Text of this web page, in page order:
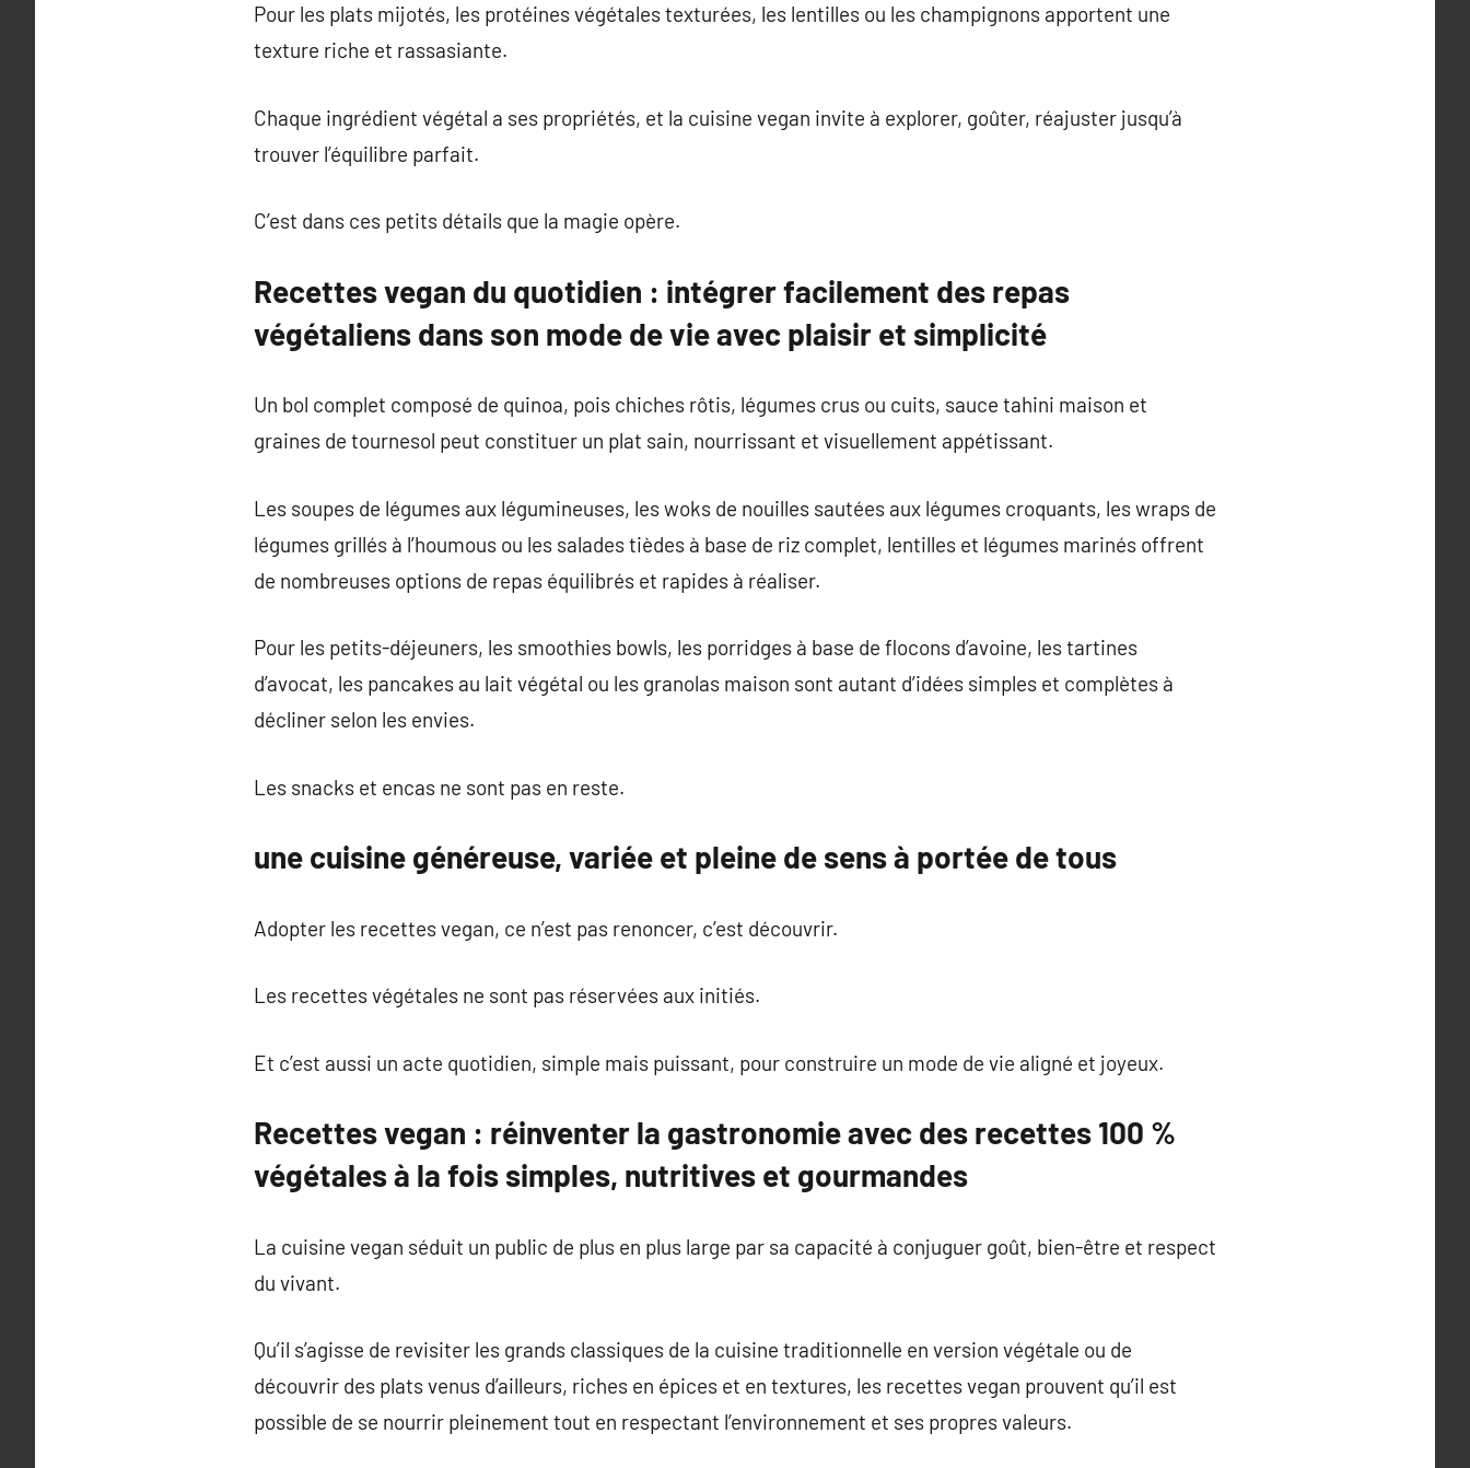
Pour les plats mijotés, les protéines végétales texturées, les lentilles ou les champignons apportent une
texture riche et rassasiante.
Chaque ingrédient végétal a ses propriétés, et la cuisine vegan invite à explorer, goûter, réajuster jusqu’à
trouver l’équilibre parfait.
C’est dans ces petits détails que la magie opère.
Recettes vegan du quotidien : intégrer facilement des repas
végétaliens dans son mode de vie avec plaisir et simplicité
Un bol complet composé de quinoa, pois chiches rôtis, légumes crus ou cuits, sauce tahini maison et
graines de tournesol peut constituer un plat sain, nourrissant et visuellement appétissant.
Les soupes de légumes aux légumineuses, les woks de nouilles sautées aux légumes croquants, les wraps de
légumes grillés à l’houmous ou les salades tièdes à base de riz complet, lentilles et légumes marinés offrent
de nombreuses options de repas équilibrés et rapides à réaliser.
Pour les petits-déjeuners, les smoothies bowls, les porridges à base de flocons d’avoine, les tartines
d’avocat, les pancakes au lait végétal ou les granolas maison sont autant d’idées simples et complètes à
décliner selon les envies.
Les snacks et encas ne sont pas en reste.
une cuisine généreuse, variée et pleine de sens à portée de tous
Adopter les recettes vegan, ce n’est pas renoncer, c’est découvrir.
Les recettes végétales ne sont pas réservées aux initiés.
Et c’est aussi un acte quotidien, simple mais puissant, pour construire un mode de vie aligné et joyeux.
Recettes vegan : réinventer la gastronomie avec des recettes 100 %
végétales à la fois simples, nutritives et gourmandes
La cuisine vegan séduit un public de plus en plus large par sa capacité à conjuguer goût, bien-être et respect
du vivant.
Qu’il s’agisse de revisiter les grands classiques de la cuisine traditionnelle en version végétale ou de
découvrir des plats venus d’ailleurs, riches en épices et en textures, les recettes vegan prouvent qu’il est
possible de se nourrir pleinement tout en respectant l’environnement et ses propres valeurs.